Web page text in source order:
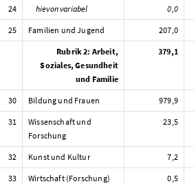
24 hievon variabel 0,0
25 Familien und Jugend 207,0
Rubrik 2: Arbeit,
Soziales, Gesundheit
und Familie
379,1
30 Bildung und Frauen 979,9
31
Wissenschaft und
Forschung
23,5
32 Kunst und Kultur 7,2
33 Wirtschaft (Forschung) 0,5